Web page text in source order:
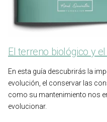
El terreno biológico y
En esta guía descubrirás la
evolución, el conservar las
como su mantenimiento nos
evolucionar.